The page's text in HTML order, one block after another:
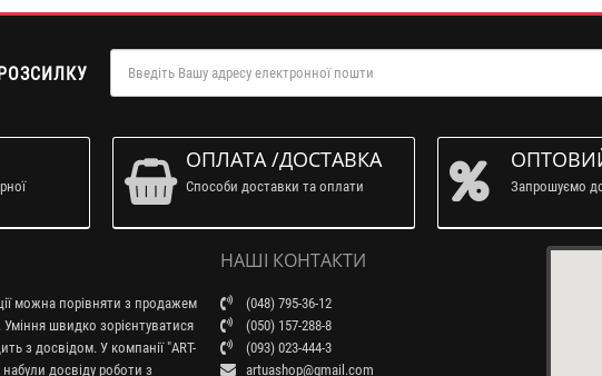
ОПЛАТА /ДОСТАВКА
Способи доставки та оплати Запрошуємо
можна порівняти з продажем
швидко зорієнтуватися
з досвідом. У компанії "ART-
досвіду роботи з
НАШІ КОНТАКТИ
(048) 795-36-12
(050) 157-288-8
(093) 023-444-3
artuashop@gmail.com